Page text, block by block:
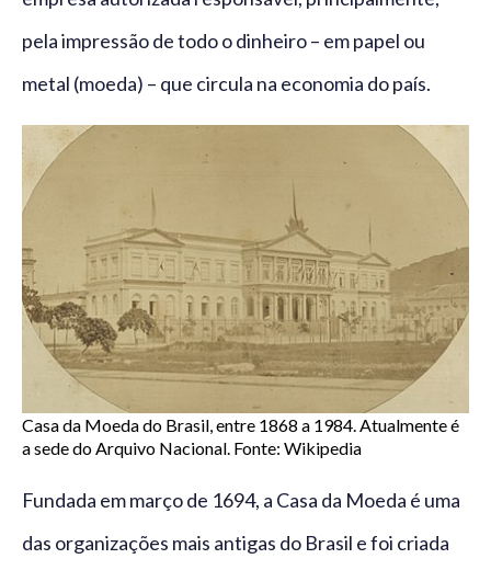
pela impressão de todo o dinheiro – em papel ou
metal (moeda) – que circula na economia do país.
Casa da Moeda do Brasil, entre 1868 a 1984. Atualmente é
a sede do Arquivo Nacional. Fonte: Wikipedia
Fundada em março de 1694, a Casa da Moeda é uma
das organizações mais antigas do Brasil e foi criada